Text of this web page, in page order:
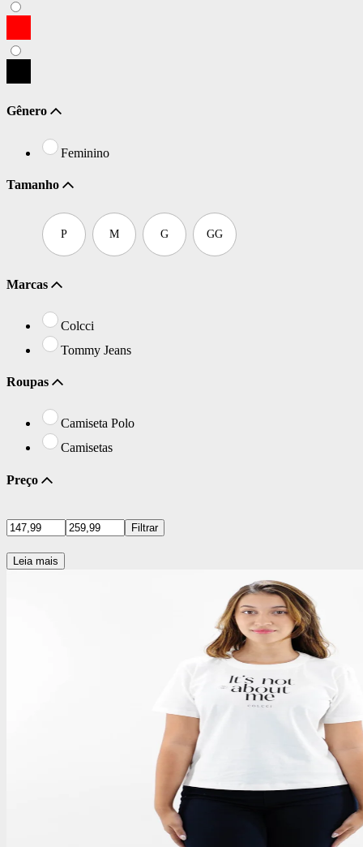
Gênero
Feminino
Tamanho
P M G GG
Marcas
Colcci
Tommy Jeans
Roupas
Camiseta Polo
Camisetas
Preço
Filtrar
Leia mais